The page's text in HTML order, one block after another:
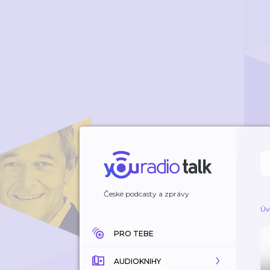
České podcasty a zprávy
PRO TEBE
AUDIOKNIHY